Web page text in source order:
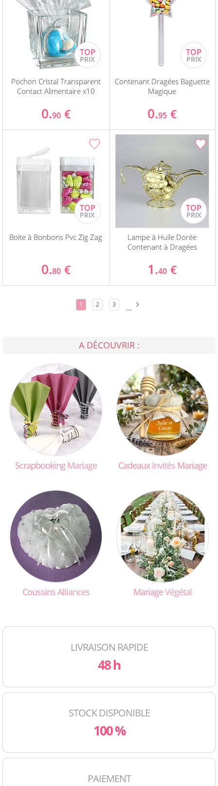
Pochon Cristal Transparent
Contact Alimentaire x10
0.90 €
Contenant Dragées Baguette
Magique
0.95 €
Boite à Bonbons Pvc Zig Zag
0.80 €
Lampe à Huile Dorée
Contenant à Dragées
1.40 €
1 2 3 ...
A DÉCOUVRIR :
ScrapbookingMariage CadeauxInvitésMariage
CoussinsAlliances MariageVégétal
LIVRAISON RAPIDE
48 h
STOCK DISPONIBLE
100 %
PAIEMENT